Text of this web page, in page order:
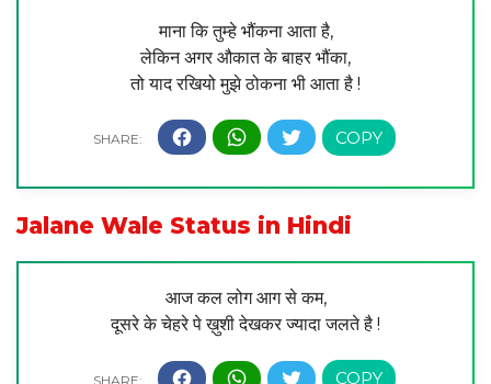
माना कि तुम्हे भौंकना आता है,
लेकिन अगर औकात के बाहर भौंका,
तो याद रखियो मुझे ठोकना भी आता है !
Jalane Wale Status in Hindi
आज कल लोग आग से कम,
दूसरे के चेहरे पे ख़ुशी देखकर ज्यादा जलते है !